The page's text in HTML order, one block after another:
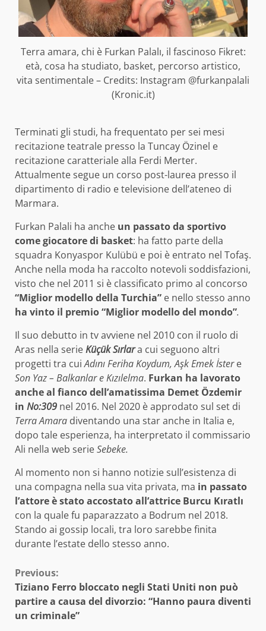
Terra amara, chi è Furkan Palalı, il fascinoso Fikret:
età, cosa ha studiato, basket, percorso artistico,
vita sentimentale – Credits: Instagram @furkanpalali
(Kronic.it)
Terminati gli studi, ha frequentato per sei mesi
recitazione teatrale presso la Tuncay Özinel e
recitazione caratteriale alla Ferdi Merter.
Attualmente segue un corso post-laurea presso il
dipartimento di radio e televisione dell’ateneo di
Marmara.
Furkan Palali ha anche un passato da sportivo
come giocatore di basket: ha fatto parte della
squadra Konyaspor Kulübü e poi è entrato nel Tofaş.
Anche nella moda ha raccolto notevoli soddisfazioni,
visto che nel 2011 si è classificato primo al concorso
“Miglior modello della Turchia” e nello stesso anno
ha vinto il premio “Miglior modello del mondo”.
Il suo debutto in tv avviene nel 2010 con il ruolo di
Aras nella serieKüçük Sırlara cui seguono altri
progetti tra cuiAdını Feriha Koydum, Aşk Emek İstere
Son Yaz – Balkanlar e Kızılelma. Furkan ha lavorato
anche al fianco dell’amatissima Demet Özdemir
in No:309 nel 2016. Nel 2020 è approdato sul set di
Terra Amara diventando una star anche in Italia e,
dopo tale esperienza, ha interpretato il commissario
Ali nella web serieSebeke.
Al momento non si hanno notizie sull’esistenza di
una compagna nella sua vita privata, ma in passato
l’attore è stato accostato all’attrice Burcu Kıratlı
con la quale fu paparazzato a Bodrum nel 2018.
Stando ai gossip locali, tra loro sarebbe finita
durante l’estate dello stesso anno.
Continue
Reading
Previous:
Tiziano Ferro bloccato negli Stati Uniti non può
partire a causa del divorzio: “Hanno paura diventi
un criminale”